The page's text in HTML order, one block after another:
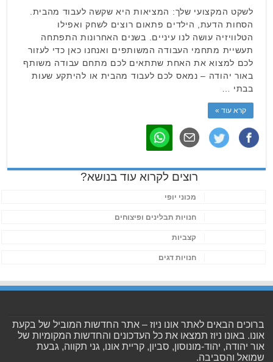
לשקט המקצועי שלך: המציאות היא שקשה לעבוד מהבית.
הסחות הדעת, הילדים פתאום רוצים לשחק ואפילו
הטלוויזיה עושה לנו עיניים. בשנים האחרונות התפתחה
תעשיית מתחמי העבודה המשותפים ואנחנו כאן כדי לעזור
לכם למצוא את האחת שתתאים לכם מתחם עבודה משותף
באור יהודה – נמאס לכם לעבוד מהבית או להיתקע שעות
בבתי …
קרא עוד »
רוצים לקרוא עוד בנושא?
מכוני יופי
חנויות תבלינים ופיצוחים
קצביות
חנויות דגים
ברוכים הבאים לאתר אונו ניוז – אתר החדשות המוביל של בקעת
אונו. באונו ניוז תמצאו את כל העדכונים והחדשות המקומיות של
אור יהודה, יהוד-מונוסון, סביון, קריית אונו, גני תקווה, גבעת
שמואל והסביבה.